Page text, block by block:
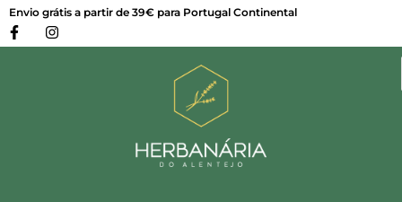
Envio grátis a partir de 39€ para Portugal Continental